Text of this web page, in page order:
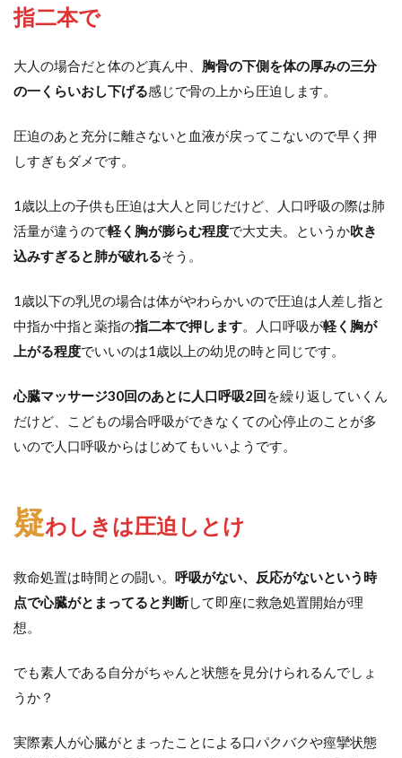
指二本で
大人の場合だと体のど真ん中、 胸骨の下側を体の厚みの三分
の一くらいおし下げる感じで骨の上から圧迫します。
圧迫のあと充分に離さないと血液が戻ってこないので早く押
しすぎもダメです。
1歳以上の子供も圧迫は大人と同じだけど、人口呼吸の際は肺
活量が違うので軽く胸が膨らむ程度で大丈夫。というか吹き
込みすぎると肺が破れるそう。
1歳以下の乳児の場合は体がやわらかいので圧迫は人差し指と
中指か中指と薬指の指二本で押します。人口呼吸が軽く胸が
上がる程度でいいのは1歳以上の幼児の時と同じです。
心臓マッサージ30回のあとに人口呼吸2回を繰り返していくん
だけど、こどもの場合呼吸ができなくての心停止のことが多
いので人口呼吸からはじめてもいいようです。
疑わしきは圧迫しとけ
救命処置は時間との闘い。 呼吸がない、反応がないという時
点で心臓がとまってると判断して即座に救急処置開始が理
想。
でも素人である自分がちゃんと状態を見分けられるんでしょ
うか？
実際素人が心臓がとまったことによる口パクバクや痙攣状態